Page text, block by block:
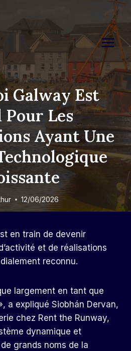
Galway Est
Pour Les
Ayant Une
12/06/2026
en train de devenir
et de réalisations
reconnu.
largement en tant que
a expliqué Siobhán Dervan,
chez Rent the Runway,
dynamique et
grands noms de la